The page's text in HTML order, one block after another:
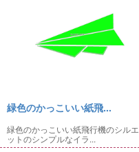
緑色のかっこいい紙飛...
緑色のかっこいい紙飛行機のシルエ
ットのシンプルなイラ...